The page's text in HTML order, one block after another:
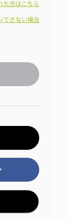
た方はこちら
できない場合